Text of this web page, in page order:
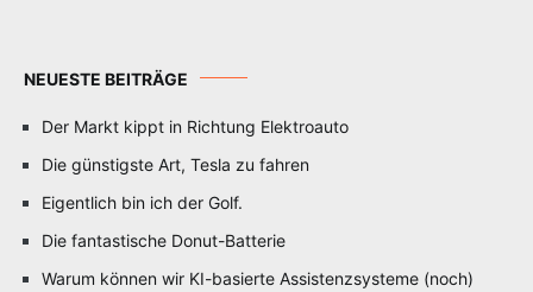
NEUESTE BEITRÄGE
Der Markt kippt in Richtung Elektroauto
Die günstigste Art, Tesla zu fahren
Eigentlich bin ich der Golf.
Die fantastische Donut-Batterie
Warum können wir KI-basierte Assistenzsysteme (noch)